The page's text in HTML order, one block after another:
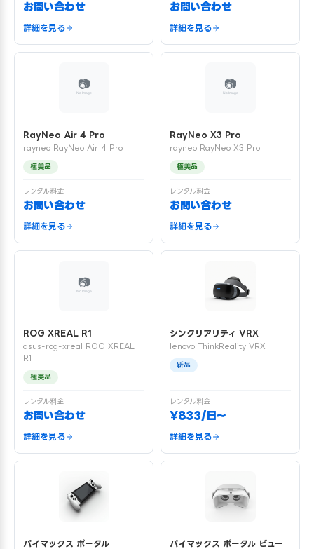
お問い合わせ
詳細を見る
お問い合わせ
詳細を見る
RayNeo Air 4 Pro
rayneo RayNeo Air 4 Pro
極美品
レンタル料金
お問い合わせ
詳細を見る
RayNeo X3 Pro
rayneo RayNeo X3 Pro
極美品
レンタル料金
お問い合わせ
詳細を見る
ROG XREAL R1
asus-rog-xreal ROG XREAL
R1
極美品
レンタル料金
お問い合わせ
詳細を見る
シンクリアリティ VRX
lenovo ThinkReality VRX
新品
レンタル料金
¥833/日〜
詳細を見る
パイマックス ポータル パイマックス ポータル ビュー